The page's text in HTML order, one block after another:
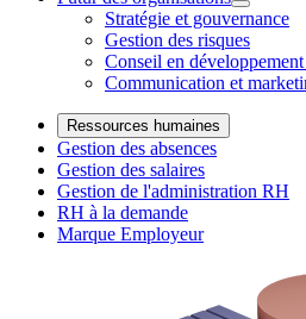
Stratégie et gouvernance
Gestion des risques
Conseil en
Communication et
Ressources humaines
Gestion des absences
Gestion des salaires
Gestion de l'administration RH
RH à la demande
Marque Employeur